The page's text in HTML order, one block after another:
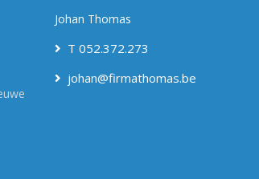
Johan Thomas
T 052.372.273
johan@firmathomas.be